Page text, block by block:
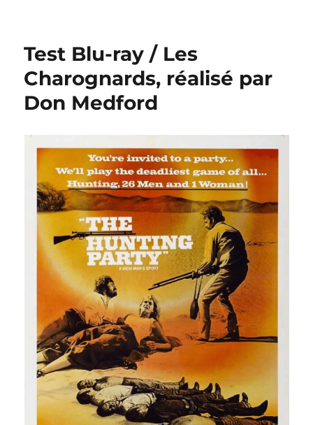
Trois
Lester
Test Blu-ray / Les
Charognards, réalisé par
Don Medford